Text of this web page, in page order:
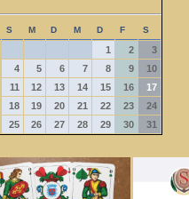
S M D M D F S
1 2
3
4 5 6 7 8 9
10
11 12 13 14 15 16
17
18 19 20 21 22 23
24
25 26 27 28 29 30 31